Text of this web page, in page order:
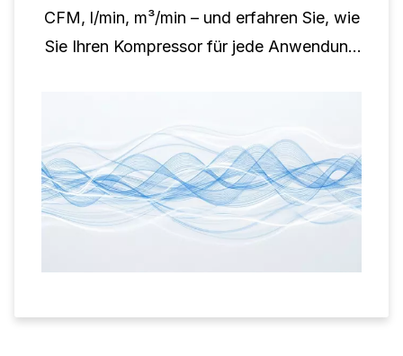
CFM, l/min, m³/min – und erfahren Sie, wie
Sie Ihren Kompressor für jede Anwendung